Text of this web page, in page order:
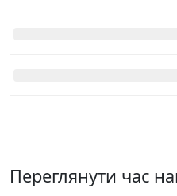
Переглянути час